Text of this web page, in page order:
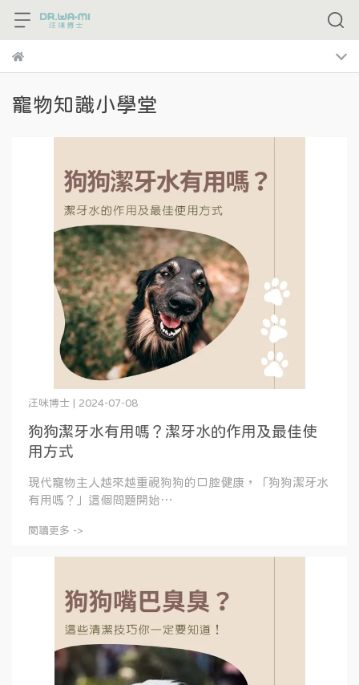
寵物知識小學堂
狗狗潔牙水有用嗎？潔牙水的作用及最佳使
用方式
汪咪博士 | 2024-07-08
現代寵物主人越來越重視狗狗的口腔健康，「狗狗潔牙水
有用嗎？」這個問題開始⋯
閱讀更多 ->